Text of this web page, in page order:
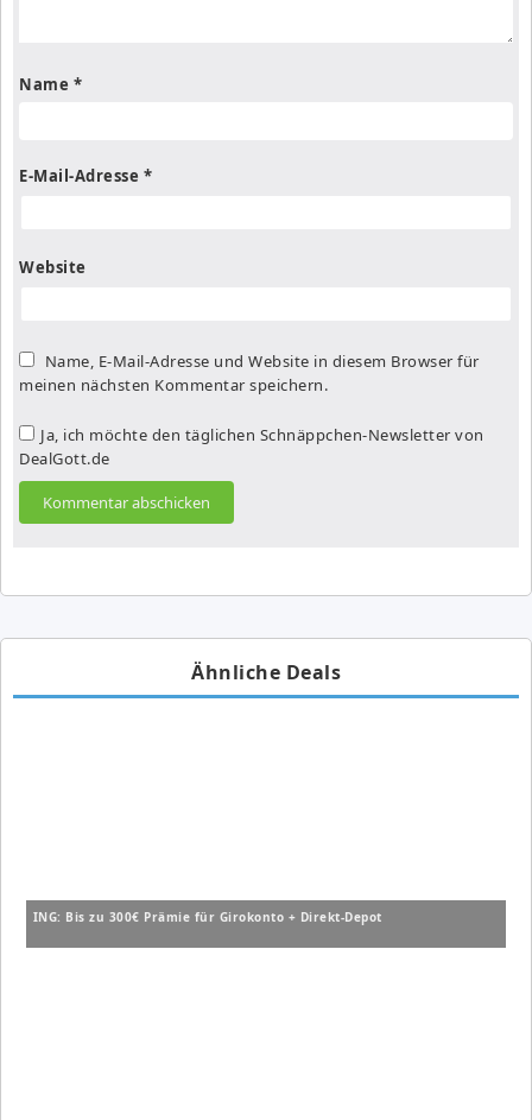
Name *
E-Mail-Adresse *
Website
Name, E-Mail-Adresse und Website in diesem Browser für
meinen nächsten Kommentar speichern.
Ja, ich möchte den täglichen Schnäppchen-Newsletter von
DealGott.de
Ähnliche Deals
ING: Bis zu 300€ Prämie für Girokonto + Direkt-Depot